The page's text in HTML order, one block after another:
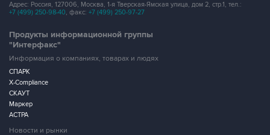
Адрес: Россия, 127006, Москва, 1-я Тверская-Ямская улица, дом 2, стр.1, тел.:
+7 (499) 250-98-40, факс: +7 (499) 250-97-27
Продукты информационной группы
"Интерфакс"
Информация о компаниях, товарах и людях
СПАРК
X-Compliance
СКАУТ
Маркер
АСТРА
Новости и рынки